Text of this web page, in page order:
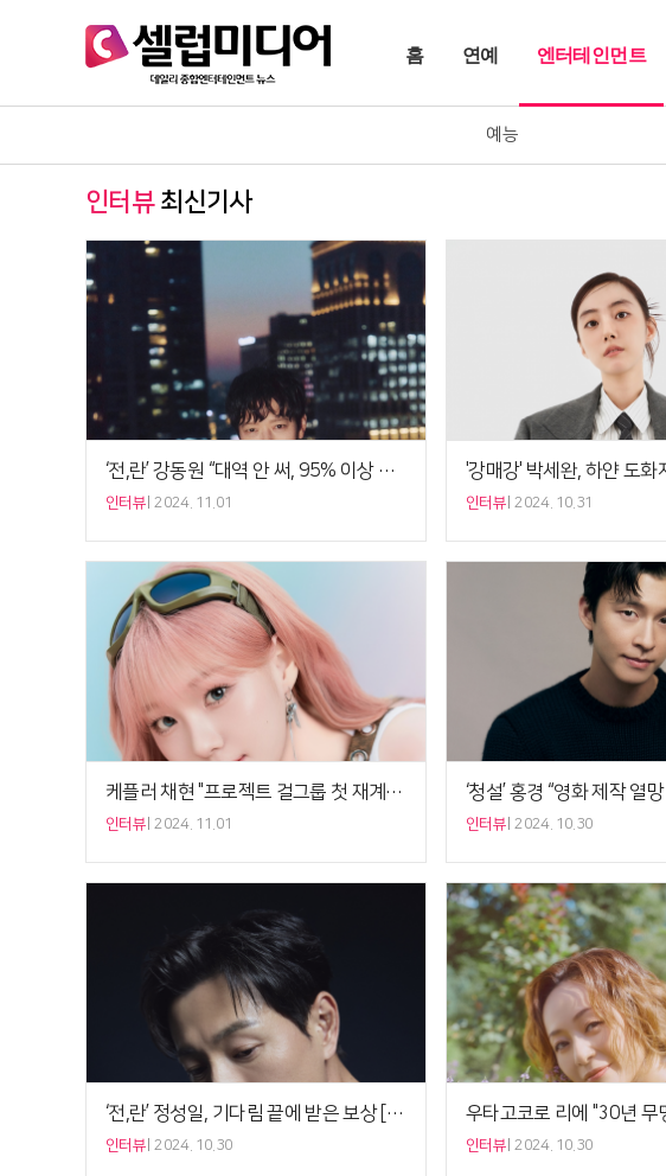
홈 연예 엔터테인먼트
예능
인터뷰최신기사
‘전,란’ 강동원 “대역 안 써, 95% 이상 액션 소화했죠” [인터뷰]
인터뷰 2024. 11.01 인터뷰 2024. 10.31
케플러 채현 "프로젝트 걸그룹 첫 재계약…어른 다됐다"[5분 인터뷰]
인터뷰 2024. 11.01 인터뷰 2024. 10.30
‘전,란’ 정성일, 기다림 끝에 받은 보상 [인터뷰]
인터뷰 2024. 10.30 인터뷰 2024. 10.30